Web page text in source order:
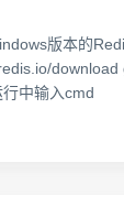
版本的
download
中输入cmd